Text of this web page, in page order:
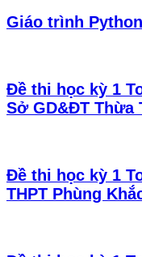
Giáo trình
Đề thi học kỳ 1
Sở GD&ĐT Thừa
Đề thi học kỳ 1
THPT Phùng